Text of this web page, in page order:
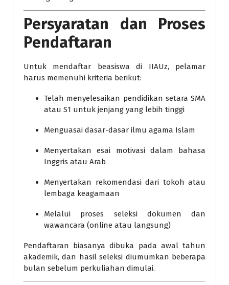
Persyaratan dan Proses
Pendaftaran
Untuk mendaftar beasiswa di IIAUz, pelamar
harus memenuhi kriteria berikut:
Telah menyelesaikan pendidikan setara SMA
atau S1 untuk jenjang yang lebih tinggi
Menguasai dasar-dasar ilmu agama Islam
Menyertakan esai motivasi dalam bahasa
Inggris atau Arab
Menyertakan rekomendasi dari tokoh atau
lembaga keagamaan
Melalui proses seleksi dokumen dan
wawancara (online atau langsung)
Pendaftaran biasanya dibuka pada awal tahun
akademik, dan hasil seleksi diumumkan beberapa
bulan sebelum perkuliahan dimulai.